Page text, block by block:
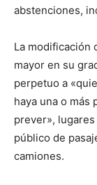
abstenciones,
La modificación
mayor en su
perpetuo a
haya una o más
prever»,
público de
camiones.